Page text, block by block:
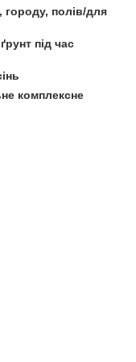
городу, полів/для
під час
комплексне